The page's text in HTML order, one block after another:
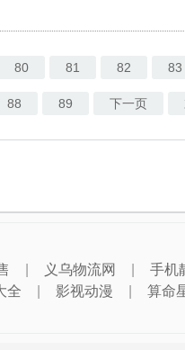
80 81 82 83
88 89 下一页
义乌物流网 手机
全 影视动漫 算命